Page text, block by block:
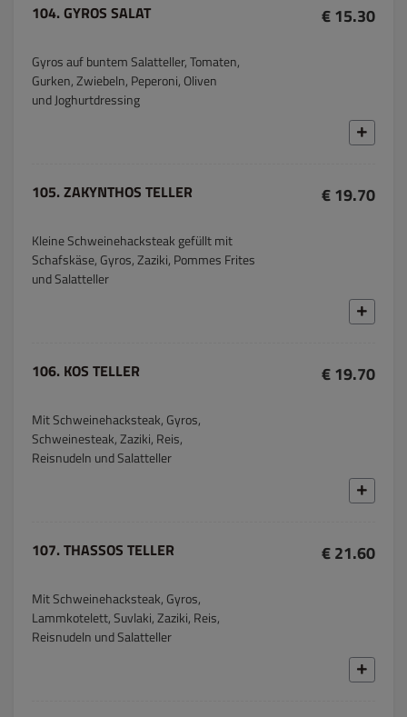
104. GYROS SALAT € 15.30
Gyros auf buntem Salatteller, Tomaten,
Gurken, Zwiebeln, Peperoni, Oliven
und Joghurtdressing
105. ZAKYNTHOS TELLER € 19.70
Kleine Schweinehacksteak gefüllt mit
Schafskäse, Gyros, Zaziki, Pommes Frites
und Salatteller
106. KOS TELLER € 19.70
Mit Schweinehacksteak, Gyros,
Schweinesteak, Zaziki, Reis,
Reisnudeln und Salatteller
107. THASSOS TELLER € 21.60
Mit Schweinehacksteak, Gyros,
Lammkotelett, Suvlaki, Zaziki, Reis,
Reisnudeln und Salatteller